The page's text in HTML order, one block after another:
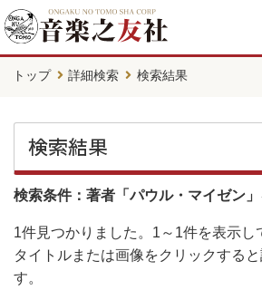
トップ 詳細検索 検索結果
検索結果
検索条件：著者「パウル・マイゼン
1件見つかりました。 1～1件を表示し
タイトルまたは画像をクリックする
す。